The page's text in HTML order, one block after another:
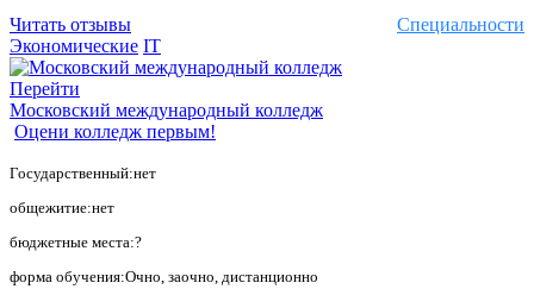
Специальности
Читать отзывы
Экономические IT
Перейти
Московский международный колледж
Оцени колледж первым!
Государственный:нет
общежитие:нет
бюджетные места:?
форма обучения:Очно, заочно, дистанционно